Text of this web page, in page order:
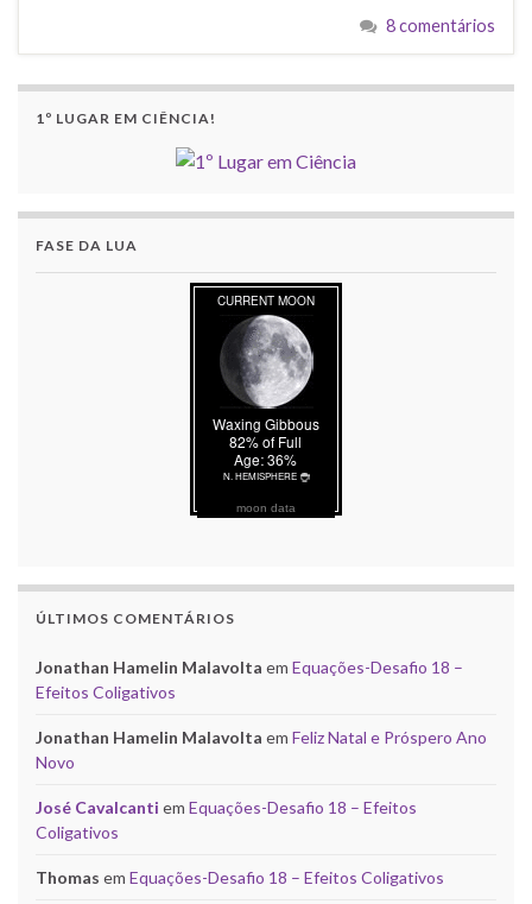
8 comentários
1º LUGAR EM CIÊNCIA!
FASE DA LUA
moon data
ÚLTIMOS COMENTÁRIOS
Jonathan Hamelin Malavolta em Equações-Desafio 18 –
Efeitos Coligativos
Jonathan Hamelin Malavolta em Feliz Natal e Próspero Ano
Novo
José Cavalcanti em Equações-Desafio 18 – Efeitos
Coligativos
Thomas em Equações-Desafio 18 – Efeitos Coligativos